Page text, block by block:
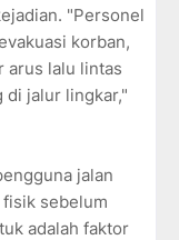
"Personel
korban,
arus lalu lintas
di jalur lingkar,"
jalan
sebelum
adalah faktor